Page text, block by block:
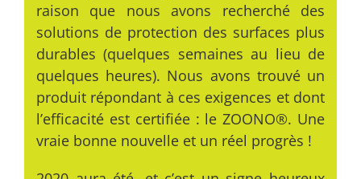
raison que nous avons recherché des
solutions de protection des surfaces plus
durables (quelques semaines au lieu de
quelques heures). Nous avons trouvé un
produit répondant à ces exigences et dont
l’efficacité est certifiée : le ZOONO®. Une
vraie bonne nouvelle et un réel progrès !